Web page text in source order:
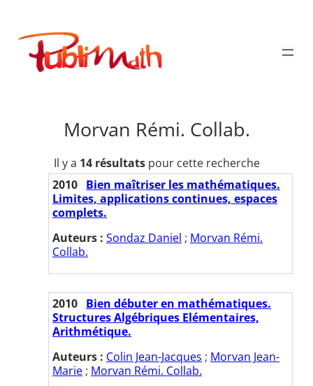
contenu
Publimath
Morvan Rémi. Collab.
Il y a 14 résultatspour cette recherche
2010 Bien maîtriser les mathématiques.
Limites, applications continues, espaces
complets.
Auteurs : Sondaz Daniel ; Morvan Rémi.
Collab.
2010 Bien débuter en mathématiques.
Structures Algébriques Elémentaires,
Arithmétique.
Auteurs : Colin Jean-Jacques ; Morvan Jean-
Marie ; Morvan Rémi. Collab.